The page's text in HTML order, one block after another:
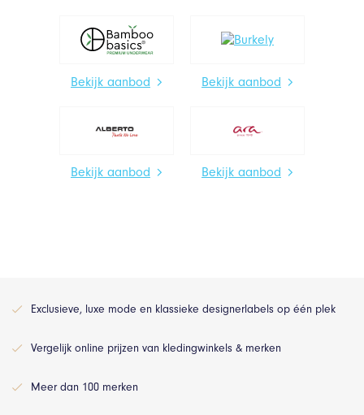
Bekijk aanbod Bekijk aanbod
Bekijk aanbod Bekijk aanbod
Exclusieve, luxe mode en klassieke designerlabels op één plek
Vergelijk online prijzen van kledingwinkels & merken
Meer dan 100 merken